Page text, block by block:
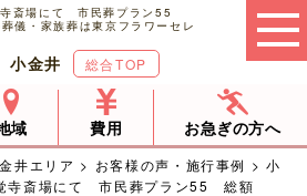
斎場にて 市民葬プラン55
・家族葬は東京フラワーセレ
小金井 総合TOP
域 費用 お急ぎの方へ
井エリア > お客様の声・施行事例 >小
寺斎場にて 市民葬プラン55 総額